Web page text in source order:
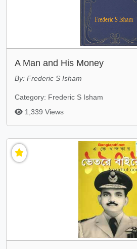
A Man and His Money
By: Frederic S Isham
Category: Frederic S Isham
1,339 Views